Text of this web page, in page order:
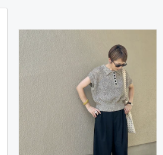
コーディネート一覧